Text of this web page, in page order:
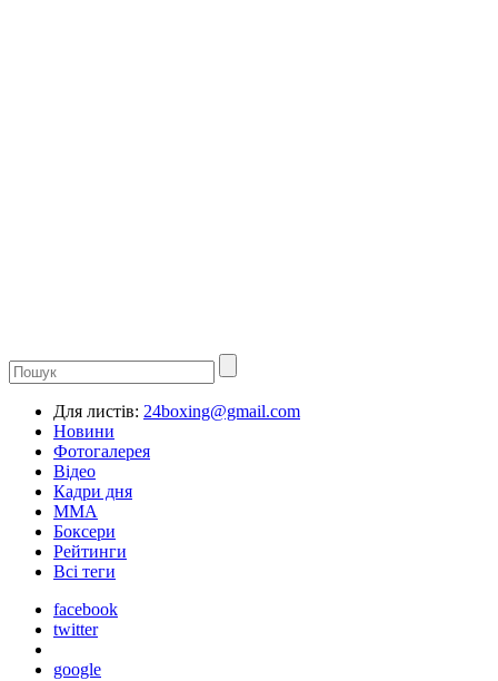
Для листів: 24boxing@gmail.com
Новини
Фотогалерея
Відео
Кадри дня
ММА
Боксери
Рейтинги
Всі теги
facebook
twitter
google